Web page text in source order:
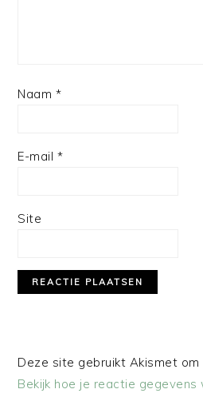
Naam *
E-mail *
Site
Deze site gebruikt Akismet
Bekijk hoe je reactie